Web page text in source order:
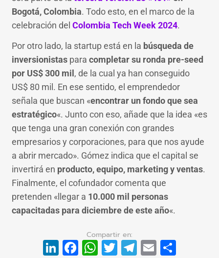
Bogotá, Colombia. Todo esto, en el marco de la
celebración del Colombia Tech Week 2024.
Por otro lado, la startup está en la búsqueda de
inversionistas para completar su ronda pre-seed
por US$ 300 mil , de la cual ya han conseguido
US$ 80 mil. En ese sentido, el emprendedor
señala que buscan «encontrar un fondo que sea
estratégico«. Junto con eso, añade que la idea «es
que tenga una gran conexión con grandes
empresarios y corporaciones, para que nos ayude
a abrir mercado». Gómez indica que el capital se
invertirá en producto, equipo, marketing y ventas.
Finalmente, el cofundador comenta que
pretenden «llegar a 10.000 mil personas
capacitadas para diciembre de este año«.
LinkedIn
Facebook
WhatsApp
Twitter
Telegram
Email